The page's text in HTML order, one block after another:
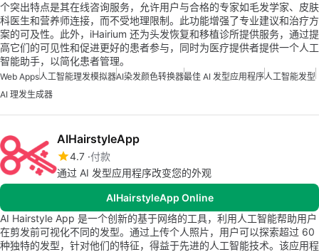
个突出特点是其在线咨询服务，允许用户与合格的专家如毛发学家、皮肤
科医生和营养师连接，而不受地理限制。此功能增强了专业建议和治疗方
案的可及性。此外，iHairium 还为头发恢复和移植诊所提供服务，通过提
高它们的可见性和促进更好的患者参与，同时为医疗提供者提供一个人工
智能助手，以简化患者管理。
Web Apps人工智能理发模拟器AI染发颜色转换器最佳 AI 发型应用程序人工智能发型
AI 理发生成器
AIHairstyleApp
4.7 付款
通过 AI 发型应用程序改变您的外观
AIHairstyleApp Online
AI Hairstyle App 是一个创新的基于网络的工具，利用人工智能帮助用户
在剪发前可视化不同的发型。通过上传个人照片，用户可以探索超过 60
种独特的发型，针对他们的特征，得益于先进的人工智能技术。该应用程